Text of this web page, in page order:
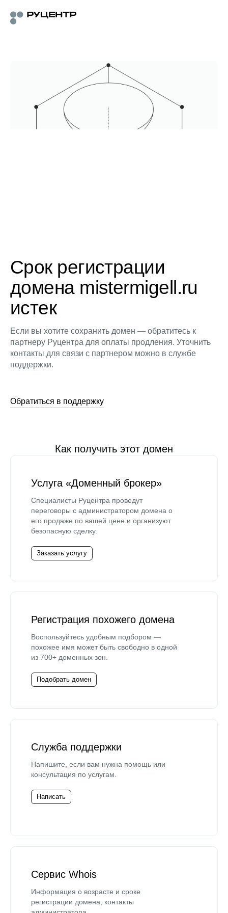
Срок регистрации
домена mistermigell.ru
истек
Если вы хотите сохранить домен — обратитесь к
партнеру Руцентра для оплаты продления. Уточнить
контакты для связи с партнером можно в службе
поддержки.
Обратиться в поддержку
Как получить этот домен
Услуга «Доменный брокер»
Специалисты Руцентра проведут
переговоры с администратором домена о
его продаже по вашей цене и организуют
безопасную сделку.
Заказать услугу
Регистрация похожего домена
Воспользуйтесь удобным подбором —
похожее имя может быть свободно в одной
из 700+ доменных зон.
Подобрать домен
Служба поддержки
Напишите, если вам нужна помощь или
консультация по услугам.
Написать
Сервис Whois
Информация о возрасте и сроке
регистрации домена, контакты